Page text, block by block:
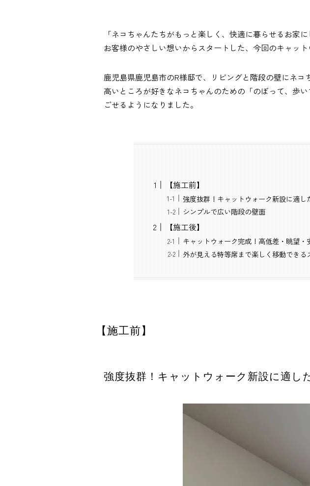
「ネコちゃんたちがもっと楽しく、快適に暮らせるお家に
お客様のやさしい想いからスタートした、今回のキャット
鹿児島県鹿児島市のR様邸で、リビングと階段の壁にネコ
高いところが好きなネコちゃんのための「のぼって、歩
ごせるようになりました。
【施工前】
強度抜群！キャットウォーク新設に適し
シンプルで広い階段の壁面
【施工後】
キャットウォーク完成！高低差・眺望
外が見える特等席まで楽しく移動できる
【施工前】
強度抜群！キャットウォーク新設に適し